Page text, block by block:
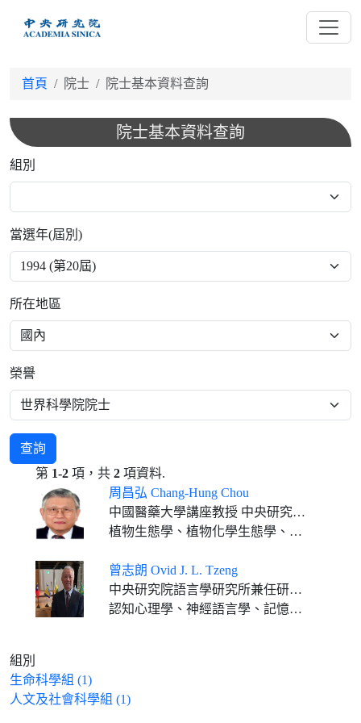
首頁 院士 院士基本資料查詢
院士基本資料查詢
組別
當選年(屆別)
所在地區
榮譽
查詢
第 1-2 項，共 2 項資料.
周昌弘 Chang-Hung Chou
中國醫藥大學講座教授 中央研究院通信研究員 臺灣大學特聘講座 中山大學講座教授 中興大學講座教授 成功大學客座特聘講座 屏東科技大學終身講座教授
植物生態學、植物化學生態學、分子生態學
曾志朗 Ovid J. L. Tzeng
中央研究院語言學研究所兼任研究員
認知心理學、神經語言學、記憶、閱讀歷程及注意
組別
生命科學組 (1)
人文及社會科學組 (1)